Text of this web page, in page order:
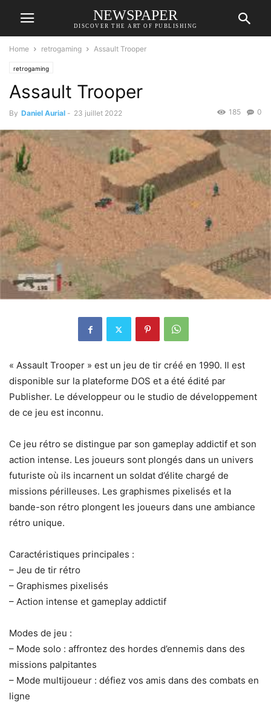
NEWSPAPER
DISCOVER THE ART OF PUBLISHING
Home retrogaming Assault Trooper
retrogaming
Assault Trooper
By Daniel Aurial - 23 juillet 2022 0
185
« Assault Trooper » est un jeu de tir créé en 1990. Il est
disponible sur la plateforme DOS et a été édité par
Publisher. Le développeur ou le studio de développement
de ce jeu est inconnu.
Ce jeu rétro se distingue par son gameplay addictif et son
action intense. Les joueurs sont plongés dans un univers
futuriste où ils incarnent un soldat d’élite chargé de
missions périlleuses. Les graphismes pixelisés et la
bande-son rétro plongent les joueurs dans une ambiance
rétro unique.
Caractéristiques principales :
– Jeu de tir rétro
– Graphismes pixelisés
– Action intense et gameplay addictif
Modes de jeu :
– Mode solo : affrontez des hordes d’ennemis dans des
missions palpitantes
– Mode multijoueur : défiez vos amis dans des combats en
ligne